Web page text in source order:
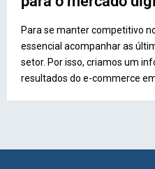
Para se manter competitivo
essencial acompanhar as
setor. Por isso, criamos um
resultados do e-commerce